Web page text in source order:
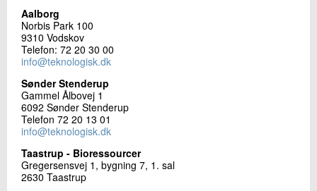
Aalborg
Norbis Park 100
9310 Vodskov
Telefon: 72 20 30 00
info@teknologisk.dk
Sønder Stenderup
Gammel Ålbovej 1
6092 Sønder Stenderup
Telefon 72 20 13 01
info@teknologisk.dk
Taastrup - Bioressourcer
Gregersensvej 1, bygning 7, 1. sal
2630 Taastrup